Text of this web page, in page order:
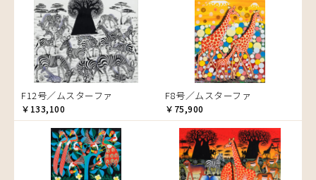
ニワトリ
バオバブの木
バッファロー
花
ヒョウ
フクロウ
ブドウの木
フラミンゴ
ヘビ
ペンギン
F12号／ムスターファ
￥133,100
F8号／ムスターファ
￥75,900